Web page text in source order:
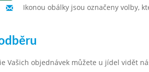
Ikonou obálky jsou označeny volby,
Vašich objednávek můžete u jídel vidět